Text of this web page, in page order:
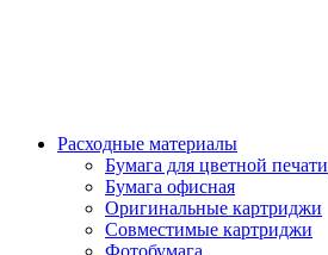
Расходные материалы
Бумага для цветной печати
Бумага офисная
Оригинальные картриджи
Совместимые картриджи
Фотобумага